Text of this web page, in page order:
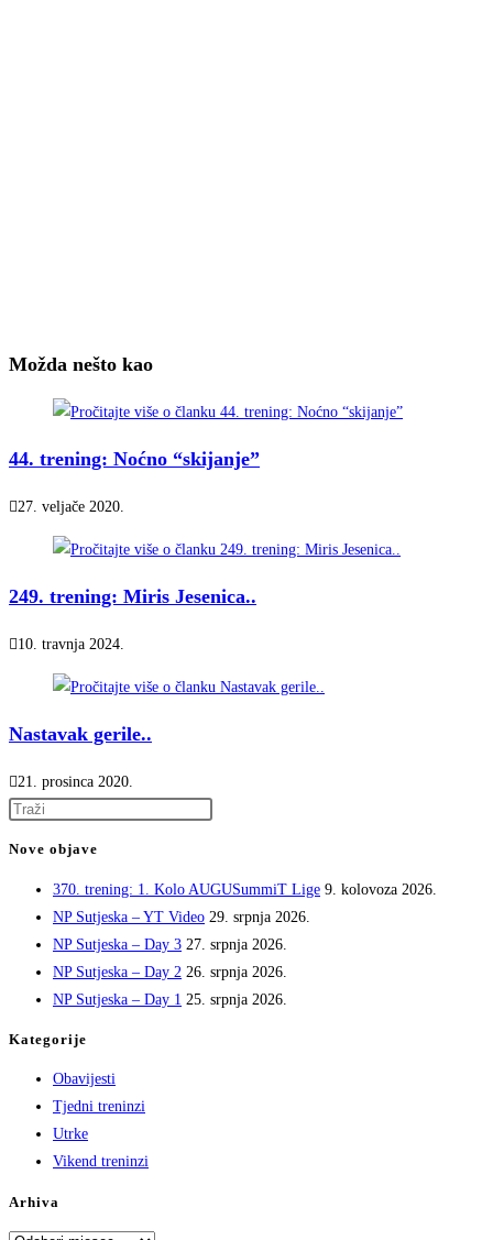
Možda nešto kao
44. trening: Noćno “skijanje”
27. veljače 2020.
249. trening: Miris Jesenica..
10. travnja 2024.
Nastavak gerile..
21. prosinca 2020.
close
the
search
panel.
Nove objave
370. trening: 1. Kolo AUGUSummiT Lige 9. kolovoza 2026.
NP Sutjeska – YT Video 29. srpnja 2026.
NP Sutjeska – Day 3 27. srpnja 2026.
NP Sutjeska – Day 2 26. srpnja 2026.
NP Sutjeska – Day 1 25. srpnja 2026.
Kategorije
Obavijesti
Tjedni treninzi
Utrke
Vikend treninzi
Arhiva